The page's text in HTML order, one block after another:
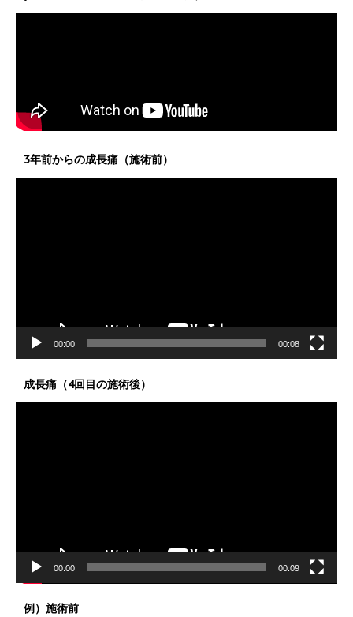
3年前からの成長痛（施術前）
00:00 00:08
成長痛（4回目の施術後）
00:00 00:09
例）施術前